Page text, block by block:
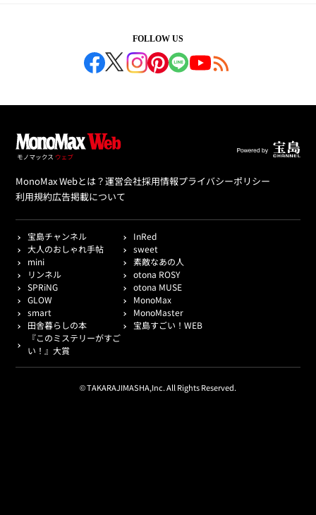
FOLLOW US
MonoMax Webとは？運営会社採用情報プライバシーポリシー
利用規約広告掲載について
宝島チャンネル
InRed
大人のおしゃれ手帖
sweet
mini
素敵なあの人
リンネル
otona ROSY
SPRiNG
otona MUSE
GLOW
MonoMax
smart
MonoMaster
田舎暮らしの本
宝島すごい！WEB
『このミステリーがすご
い！』大賞
© TAKARAJIMASHA,Inc. All Rights Reserved.